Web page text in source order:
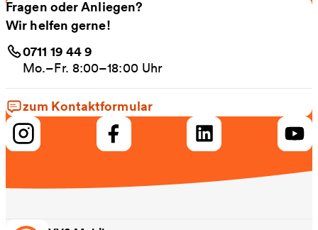
Fragen oder Anliegen?
Wir helfen gerne!
0711 19 44 9
Mo.–Fr. 8:00–18:00 Uhr
zum Kontaktformular